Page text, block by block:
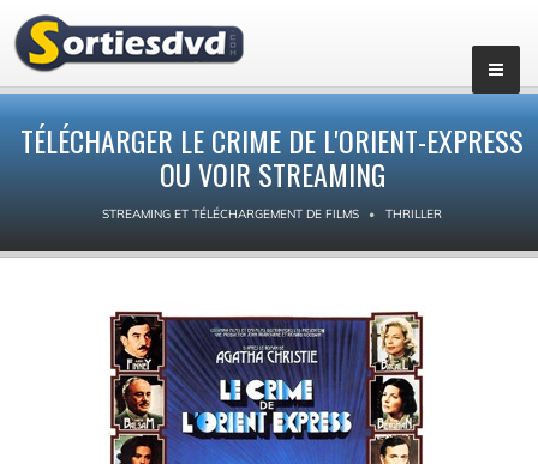
TÉLÉCHARGER LE CRIME DE L'ORIENT-EXPRESS
OU VOIR STREAMING
STREAMING ET TÉLÉCHARGEMENT DE FILMS THRILLER